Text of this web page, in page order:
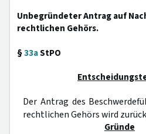
Unbegründeter Antrag auf
rechtlichen Gehörs.
§33aStPO
Der Antrag des
rechtlichen Gehörs wird
Gründe